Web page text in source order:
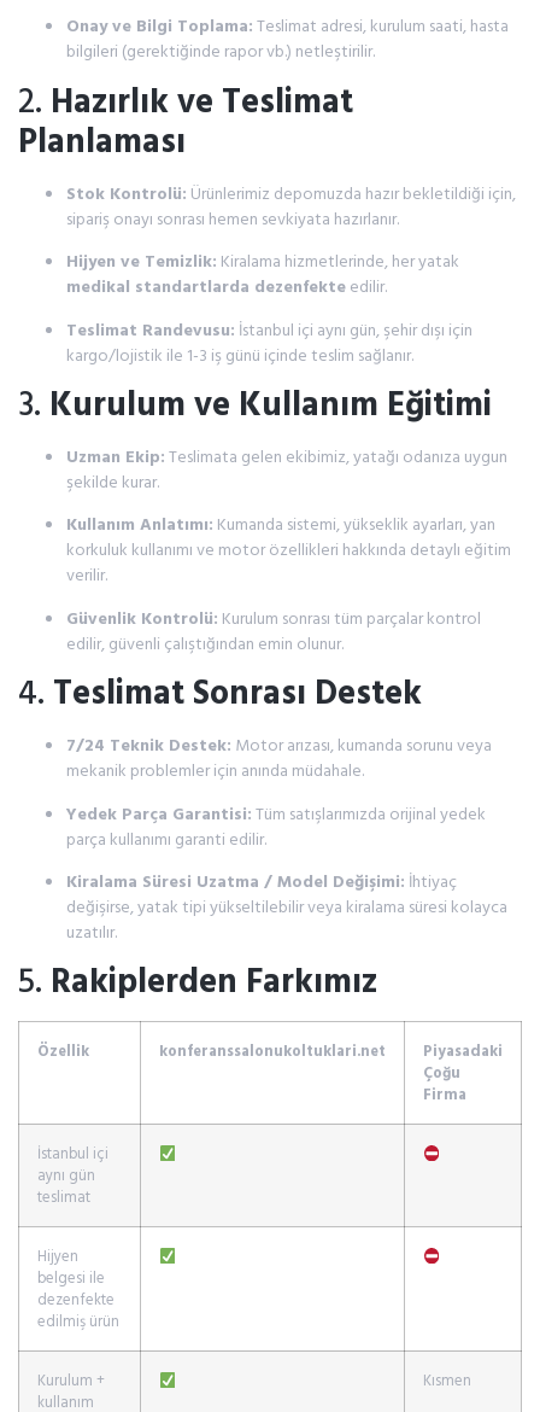
Onay ve Bilgi Toplama:Teslimat adresi, kurulum saati, hasta
bilgileri (gerektiğinde rapor vb.) netleştirilir.
2. Hazırlık ve Teslimat
Planlaması
Stok Kontrolü: Ürünlerimiz depomuzda hazır bekletildiği için,
sipariş onayı sonrası hemen sevkiyata hazırlanır.
Hijyen ve Temizlik: Kiralama hizmetlerinde, her yatak
medikal standartlarda dezenfekteedilir.
Teslimat Randevusu: İstanbul içi aynı gün, şehir dışı için
kargo/lojistik ile 1-3 iş günü içinde teslim sağlanır.
3. Kurulum ve Kullanım Eğitimi
Uzman Ekip:Teslimata gelen ekibimiz, yatağı odanıza uygun
şekilde kurar.
Kullanım Anlatımı: Kumanda sistemi, yükseklik ayarları, yan
korkuluk kullanımı ve motor özellikleri hakkında detaylı eğitim
verilir.
Güvenlik Kontrolü: Kurulum sonrası tüm parçalar kontrol
edilir, güvenli çalıştığından emin olunur.
4. Teslimat Sonrası Destek
7/24 Teknik Destek: Motor arızası, kumanda sorunu veya
mekanik problemler için anında müdahale.
Yedek Parça Garantisi:Tüm satışlarımızda orijinal yedek
parça kullanımı garanti edilir.
Kiralama Süresi Uzatma / Model Değişimi: İhtiyaç
değişirse, yatak tipi yükseltilebilir veya kiralama süresi kolayca
uzatılır.
5. Rakiplerden Farkımız
Özellik konferanssalonukoltuklari.net
Piyasadaki
Çoğu
Firma
İstanbul içi
aynı gün
teslimat
Hijyen
belgesi ile
dezenfekte
edilmiş ürün
Kurulum +
kullanım
Kısmen